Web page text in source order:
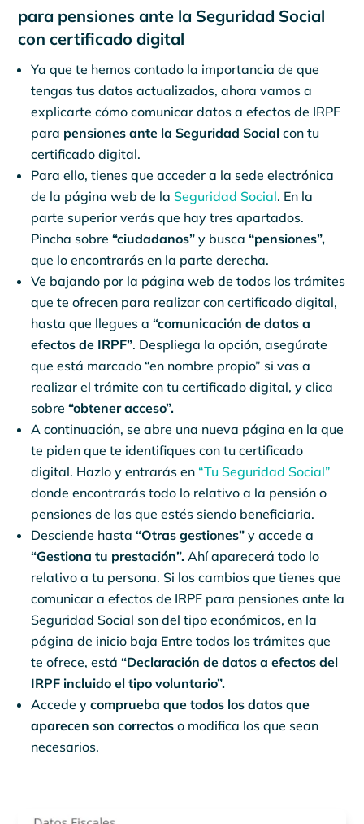
para pensiones ante la Seguridad Social
con certificado digital
Ya que te hemos contado la importancia de que
tengas tus datos actualizados, ahora vamos a
explicarte cómo comunicar datos a efectos de IRPF
para pensiones ante la Seguridad Social con tu
certificado digital.
Para ello, tienes que acceder a la sede electrónica
de la página web de la Seguridad Social. En la
parte superior verás que hay tres apartados.
Pincha sobre“ciudadanos” y busca“pensiones”,
que lo encontrarás en la parte derecha.
Ve bajando por la página web de todos los trámites
que te ofrecen para realizar con certificado digital,
hasta que llegues a“comunicación de datos a
efectos de IRPF”. Despliega la opción, asegúrate
que está marcado “en nombre propio” si vas a
realizar el trámite con tu certificado digital, y clica
sobre“obtener acceso”.
A continuación, se abre una nueva página en la que
te piden que te identifiques con tu certificado
digital. Hazlo y entrarás en “Tu Seguridad Social”
donde encontrarás todo lo relativo a la pensión o
pensiones de las que estés siendo beneficiaria.
Desciende hasta“Otras gestiones” y accede a
“Gestiona tu prestación”. Ahí aparecerá todo lo
relativo a tu persona. Si los cambios que tienes que
comunicar a efectos de IRPF para pensiones ante la
Seguridad Social son del tipo económicos, en la
página de inicio baja Entre todos los trámites que
te ofrece, está“Declaración de datos a efectos del
IRPF incluido el tipo voluntario”.
Accede ycomprueba que todos los datos que
aparecen son correctos o modifica los que sean
necesarios.